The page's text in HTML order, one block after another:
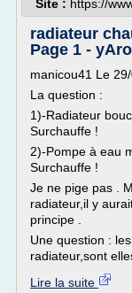
Site : https://
radiateur
Page 1 -
manicou41 Le
La question :
1)-Radiateur
Surchauffe !
2)-Pompe à eau
Surchauffe !
Je ne pige pas .
radiateur,il y
principe .
Une question :
radiateur,sont
Lire la suite